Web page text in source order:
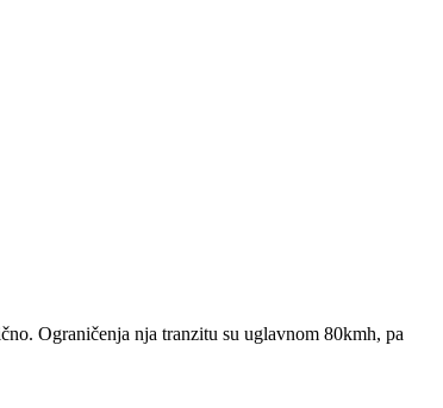
Ograničenja nja tranzitu su uglavnom 80kmh, pa